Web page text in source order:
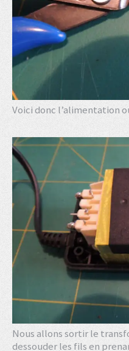
Voici donc l’alimentation
Nous allons sortir le
dessouder les fils en